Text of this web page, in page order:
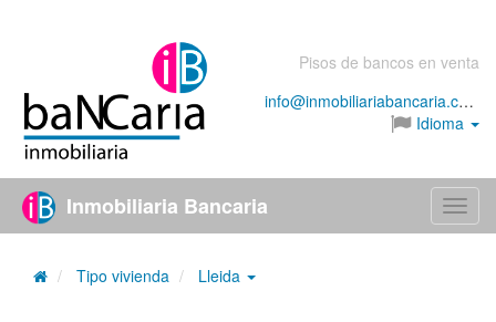
Pisos de bancos en venta
info@inmobiliariabancaria.com
Idioma
Menú
Inmobiliaria Bancaria
Tipo vivienda Lleida